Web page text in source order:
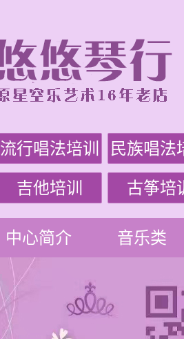
流行唱法培训 民族唱法
吉他培训 古筝培
中心简介 音乐类